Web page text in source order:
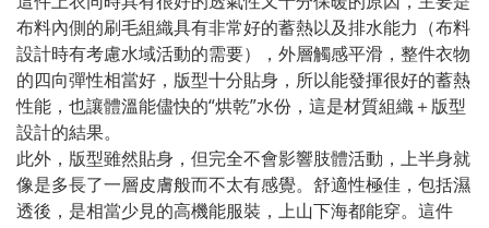
布料內側的刷毛組織具有非常好的蓄熱以及排水能力（布料
設計時有考慮水域活動的需要），外層觸感平滑，整件衣物
的四向彈性相當好，版型十分貼身，所以能發揮很好的蓄熱
性能，也讓體溫能儘快的“烘乾”水份，這是材質組織＋版型
設計的結果。
此外，版型雖然貼身，但完全不會影響肢體活動，上半身就
像是多長了一層皮膚般而不太有感覺。舒適性極佳，包括濕
透後，是相當少見的高機能服裝，上山下海都能穿。這件